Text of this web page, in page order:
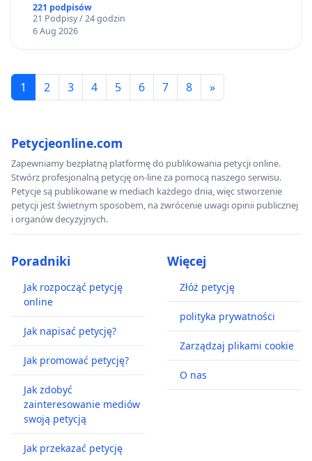
221 podpisów
21 Podpisy / 24 godzin
6 Aug 2026
1 2 3 4 5 6 7 8 »
Petycjeonline.com
Zapewniamy bezpłatną platformę do publikowania petycji online.
Stwórz profesjonalną petycję on-line za pomocą naszego serwisu.
Petycje są publikowane w mediach każdego dnia, więc stworzenie
petycji jest świetnym sposobem, na zwrócenie uwagi opinii publicznej
i organów decyzyjnych.
Poradniki
Jak rozpocząć petycję
online
Jak napisać petycję?
Jak promować petycję?
Jak zdobyć
zainteresowanie mediów
swoją petycją
Jak przekazać petycję
Więcej
Złóż petycję
polityka prywatności
Zarządzaj plikami cookie
O nas